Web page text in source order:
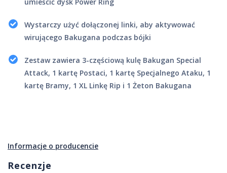
Wystarczy użyć dołączonej linki, aby aktywować
wirującego Bakugana podczas bójki
Zestaw zawiera 3-częściową kulę Bakugan Special
Attack, 1 kartę Postaci, 1 kartę Specjalnego Ataku, 1
kartę Bramy, 1 XL Linkę Rip i 1 Żeton Bakugana
Informacje o producencie
Recenzje